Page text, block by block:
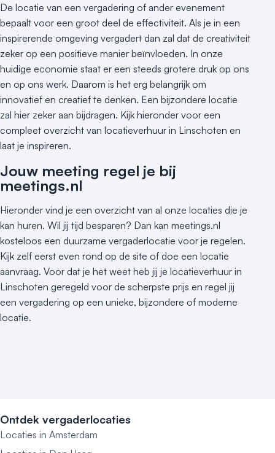
Buitenlocatie
Duurzame locatie
Groene locatie
Heisessie
Hotel
Hybride events
Industriële locatie
Kasteel en landgoed
Kleine / intieme locatie
Locaties aan zee
Museum
Theater
Varende locatie
De locatie van een vergadering of ander evenement
bepaalt voor een groot deel de effectiviteit. Als je in een
inspirerende omgeving vergadert dan zal dat de creativiteit
zeker op een positieve manier beïnvloeden. In onze
huidige economie staat er een steeds grotere druk op ons
en op ons werk. Daarom is het erg belangrijk om
innovatief en creatief te denken. Een bijzondere locatie
zal hier zeker aan bijdragen. Kijk hieronder voor een
compleet overzicht van locatieverhuur in Linschoten en
laat je inspireren.
Jouw meeting regel je bij
meetings.nl
Hieronder vind je een overzicht van al onze locaties die je
kan huren. Wil jij tijd besparen? Dan kan meetings.nl
kosteloos een duurzame vergaderlocatie voor je regelen.
Kijk zelf eerst even rond op de site of doe een locatie
aanvraag. Voor dat je het weet heb jij je locatieverhuur in
Linschoten geregeld voor de scherpste prijs en regel jij
een vergadering op een unieke, bijzondere of moderne
locatie.
Ontdek vergaderlocaties
Locaties in Amsterdam